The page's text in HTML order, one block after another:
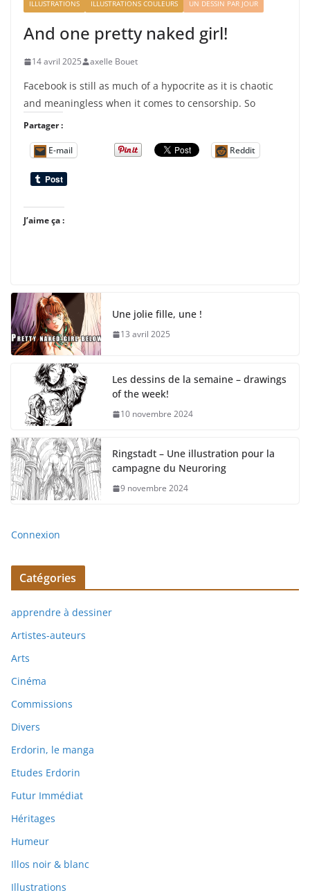
ILLUSTRATIONS ILLUSTRATIONS COULEURS UN DESSIN PAR JOUR
And one pretty naked girl!
14 avril 2025 axelle Bouet
Facebook is still as much of a hypocrite as it is chaotic
and meaningless when it comes to censorship. So
Partager :
E-mail Reddit
J’aime ça :
Une jolie fille, une !
13 avril 2025
Les dessins de la semaine – drawings
of the week!
10 novembre 2024
Ringstadt – Une illustration pour la
campagne du Neuroring
9 novembre 2024
Connexion
Catégories
apprendre à dessiner
Artistes-auteurs
Arts
Cinéma
Commissions
Divers
Erdorin, le manga
Etudes Erdorin
Futur Immédiat
Héritages
Humeur
Illos noir & blanc
Illustrations